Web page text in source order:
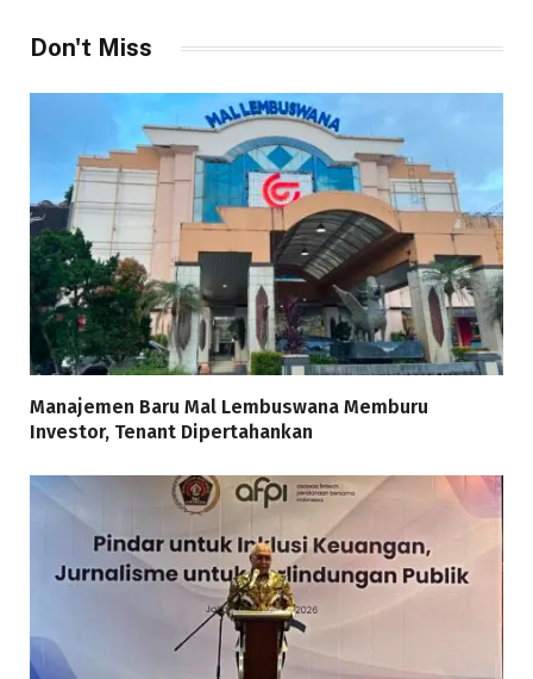
Don't Miss
Manajemen Baru Mal Lembuswana Memburu
Investor, Tenant Dipertahankan